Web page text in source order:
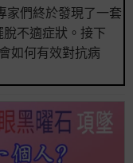
家們終於發現了一套
不適症狀。接下
如何有效對抗病